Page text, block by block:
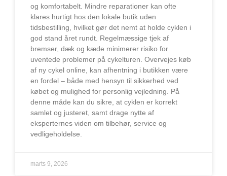
og komfortabelt. Mindre reparationer kan ofte
klares hurtigt hos den lokale butik uden
tidsbestilling, hvilket gør det nemt at holde cyklen i
god stand året rundt. Regelmæssige tjek af
bremser, dæk og kæde minimerer risiko for
uventede problemer på cykelturen. Overvejes køb
af ny cykel online, kan afhentning i butikken være
en fordel – både med hensyn til sikkerhed ved
købet og mulighed for personlig vejledning. På
denne måde kan du sikre, at cyklen er korrekt
samlet og justeret, samt drage nytte af
eksperternes viden om tilbehør, service og
vedligeholdelse.
marts 9, 2026